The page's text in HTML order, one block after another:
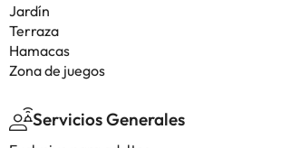
Jardín
Terraza
Hamacas
Zona de juegos
Servicios Generales